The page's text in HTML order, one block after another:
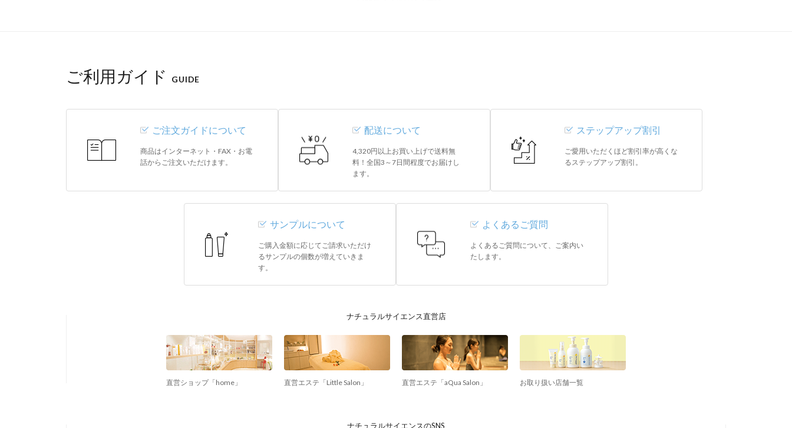
ご利用ガイド GUIDE
ご注文ガイドについて
商品はインターネット・FAX・お電
話からご注文いただけます。
配送について
4,320円以上お買い上げで送料無
料！全国3～7日間程度でお届けし
ます。
ステップアップ割引
ご愛用いただくほど割引率が高くな
るステップアップ割引。
サンプルについて
ご購入金額に応じてご請求いただけ
るサンプルの個数が増えていきま
す。
よくあるご質問
よくあるご質問について、ご案内い
たします。
ナチュラルサイエンス直営店
直営ショップ「home」 直営エステ「Little Salon」 直営エステ「aQua Salon」 お取り扱い店舗一覧
ナチュラルサイエンスのSNS